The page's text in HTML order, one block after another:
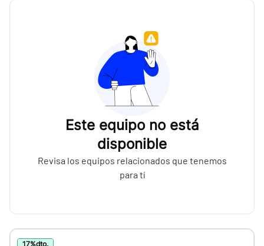
Este equipo no está
disponible
Revisa los equipos relacionados que tenemos
para tí
17%dto.